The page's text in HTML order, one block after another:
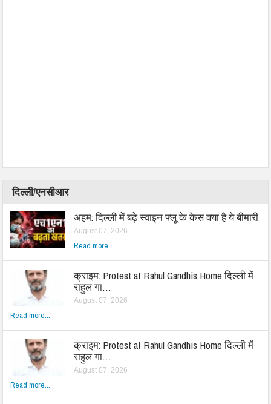
दिल्ली/एनसीआर
अहम: दिल्ली में बढ़े स्वाइन फ्लू के केस क्या है ये बीमारी
August 07, 2026
Read more...
क्राइम: Protest at Rahul Gandhis Home दिल्ली में
राहुल गा…
August 07, 2026
Read more...
क्राइम: Protest at Rahul Gandhis Home दिल्ली में
राहुल गा…
August 07, 2026
Read more...